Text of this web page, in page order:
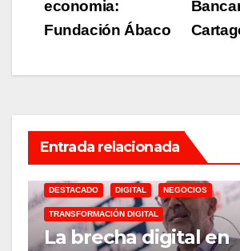
entradas
economia:
Fundación Ábaco
Entrada relacionada
DESTACADO DIGITAL NEGOCIOS
TRANSFORMACIÓN DIGITAL
La brecha digital en